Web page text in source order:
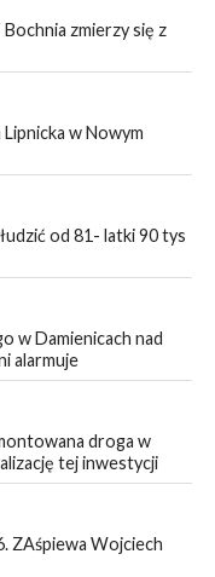
zmierzy się z
w Nowym
od 81- latki 90 tys
w Damienicach nad
alarmuje
droga w
tej inwestycji
ZAśpiewa Wojciech